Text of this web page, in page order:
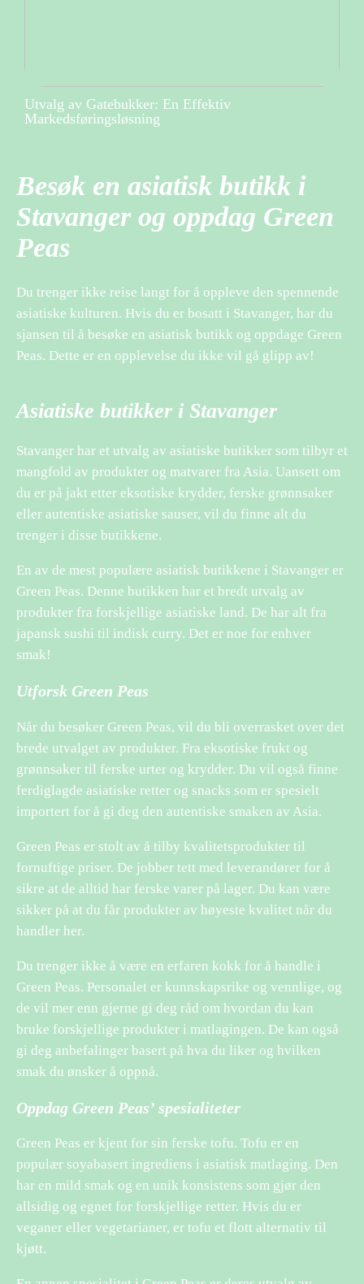
Utvalg av Gatebukker: En Effektiv
Markedsføringsløsning
Besøk en asiatisk butikk i
Stavanger og oppdag Green
Peas
Du trenger ikke reise langt for å oppleve den spennende
asiatiske kulturen. Hvis du er bosatt i Stavanger, har du
sjansen til å besøke en asiatisk butikk og oppdage Green
Peas. Dette er en opplevelse du ikke vil gå glipp av!
Asiatiske butikker i Stavanger
Stavanger har et utvalg av asiatiske butikker som tilbyr et
mangfold av produkter og matvarer fra Asia. Uansett om
du er på jakt etter eksotiske krydder, ferske grønnsaker
eller autentiske asiatiske sauser, vil du finne alt du
trenger i disse butikkene.
En av de mest populære asiatisk butikkene i Stavanger er
Green Peas. Denne butikken har et bredt utvalg av
produkter fra forskjellige asiatiske land. De har alt fra
japansk sushi til indisk curry. Det er noe for enhver
smak!
Utforsk Green Peas
Når du besøker Green Peas, vil du bli overrasket over det
brede utvalget av produkter. Fra eksotiske frukt og
grønnsaker til ferske urter og krydder. Du vil også finne
ferdiglagde asiatiske retter og snacks som er spesielt
importert for å gi deg den autentiske smaken av Asia.
Green Peas er stolt av å tilby kvalitetsprodukter til
fornuftige priser. De jobber tett med leverandører for å
sikre at de alltid har ferske varer på lager. Du kan være
sikker på at du får produkter av høyeste kvalitet når du
handler her.
Du trenger ikke å være en erfaren kokk for å handle i
Green Peas. Personalet er kunnskapsrike og vennlige, og
de vil mer enn gjerne gi deg råd om hvordan du kan
bruke forskjellige produkter i matlagingen. De kan også
gi deg anbefalinger basert på hva du liker og hvilken
smak du ønsker å oppnå.
Oppdag Green Peas’ spesialiteter
Green Peas er kjent for sin ferske tofu. Tofu er en
populær soyabasert ingrediens i asiatisk matlaging. Den
har en mild smak og en unik konsistens som gjør den
allsidig og egnet for forskjellige retter. Hvis du er
veganer eller vegetarianer, er tofu et flott alternativ til
kjøtt.